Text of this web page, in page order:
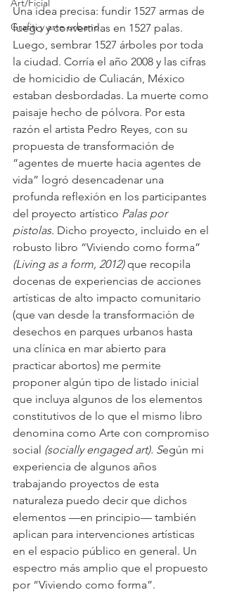
Art/Ficial
Grafiti y arte urbano
Una idea precisa: fundir 1527 armas de
fuego y convertirlas en 1527 palas.
Luego, sembrar 1527 árboles por toda
la ciudad. Corría el año 2008 y las cifras
de homicidio de Culiacán, México
estaban desbordadas. La muerte como
paisaje hecho de pólvora. Por esta
razón el artista Pedro Reyes, con su
propuesta de transformación de
“agentes de muerte hacia agentes de
vida” logró desencadenar una
profunda reflexión en los participantes
del proyecto artístico Palas por
pistolas. Dicho proyecto, incluido en el
robusto libro “Viviendo como forma”
(Living as a form, 2012) que recopila
docenas de experiencias de acciones
artísticas de alto impacto comunitario
(que van desde la transformación de
desechos en parques urbanos hasta
una clínica en mar abierto para
practicar abortos) me permite
proponer algún tipo de listado inicial
que incluya algunos de los elementos
constitutivos de lo que el mismo libro
denomina como Arte con compromiso
social (socially engaged art). Según mi
experiencia de algunos años
trabajando proyectos de esta
naturaleza puedo decir que dichos
elementos —en principio— también
aplican para intervenciones artísticas
en el espacio público en general. Un
espectro más amplio que el propuesto
por “Viviendo como forma”.